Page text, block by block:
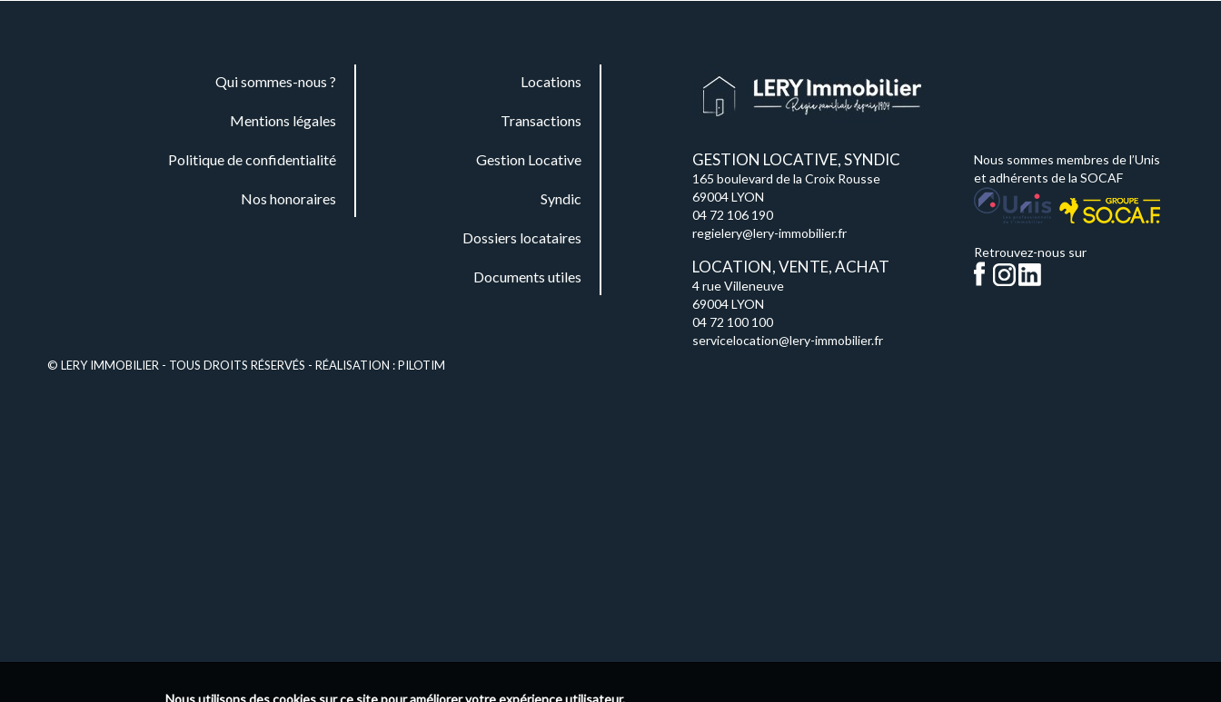
Qui sommes-nous ?
Mentions légales
Politique de confidentialité
Nos honoraires
Locations
Transactions
Gestion Locative
Syndic
Dossiers locataires
Documents utiles
GESTION LOCATIVE, SYNDIC
165 boulevard de la Croix Rousse
69004 LYON
04 72 106 190
regielery@lery-immobilier.fr
LOCATION, VENTE, ACHAT
4 rue Villeneuve
69004 LYON
04 72 100 100
servicelocation@lery-immobilier.fr
Nous sommes membres de l’Unis
et adhérents de la SOCAF
Retrouvez-nous sur
© LERY IMMOBILIER - TOUS DROITS RÉSERVÉS - RÉALISATION :PILOTIM
Nous utilisons des cookies sur ce site pour améliorer votre expérience utilisateur.